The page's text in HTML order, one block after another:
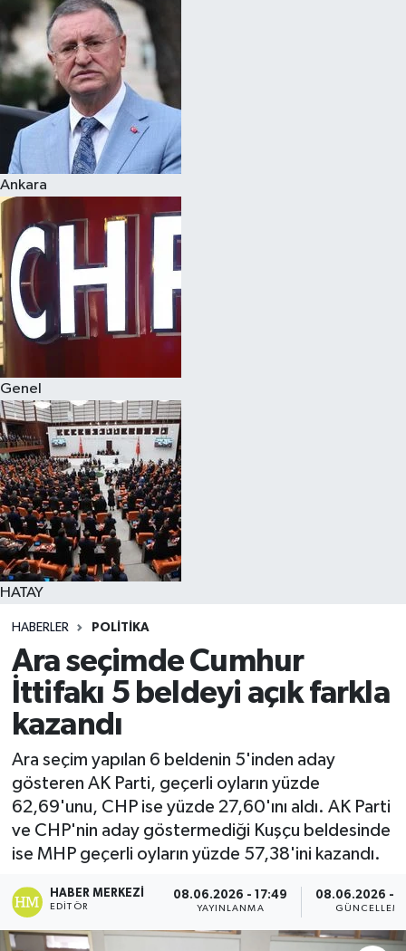
Ankara
Genel
HATAY
HABERLER POLITIKA
Ara seçimde Cumhur
İttifakı 5 beldeyi açık farkla
kazandı
Ara seçim yapılan 6 beldenin 5'inden aday
gösteren AK Parti, geçerli oyların yüzde
62,69'unu, CHP ise yüzde 27,60'ını aldı. AK Parti
ve CHP'nin aday göstermediği Kuşçu beldesinde
ise MHP geçerli oyların yüzde 57,38'ini kazandı.
HABER MERKEZI
EDITÖR
08.06.2026 - 17:49
YAYINLANMA
08.06.2026 -
Spor
Teknoloji
Yaşam